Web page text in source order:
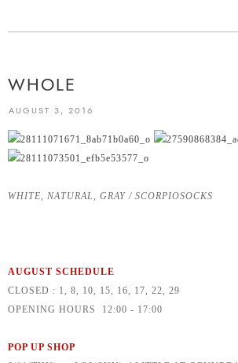
WHOLE
AUGUST 3, 2016
WHITE, NATURAL, GRAY / SCORPIOSOCKS
AUGUST SCHEDULE
CLOSED : 1, 8, 10, 15, 16, 17, 22, 29
OPENING HOURS 12:00 - 17:00
POP UP SHOP